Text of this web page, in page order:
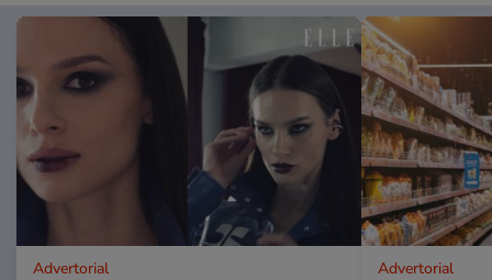
Advertorial Advertorial